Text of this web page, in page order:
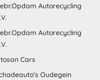
Autorecycling
Autorecycling
Cars
Oudegein